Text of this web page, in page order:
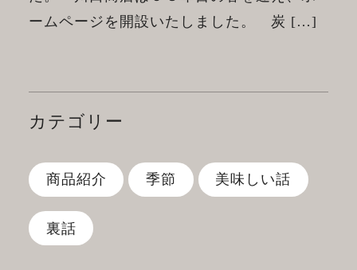
ームページを開設いたしました。 炭 […]
カテゴリー
商品紹介 季節 美味しい話
裏話